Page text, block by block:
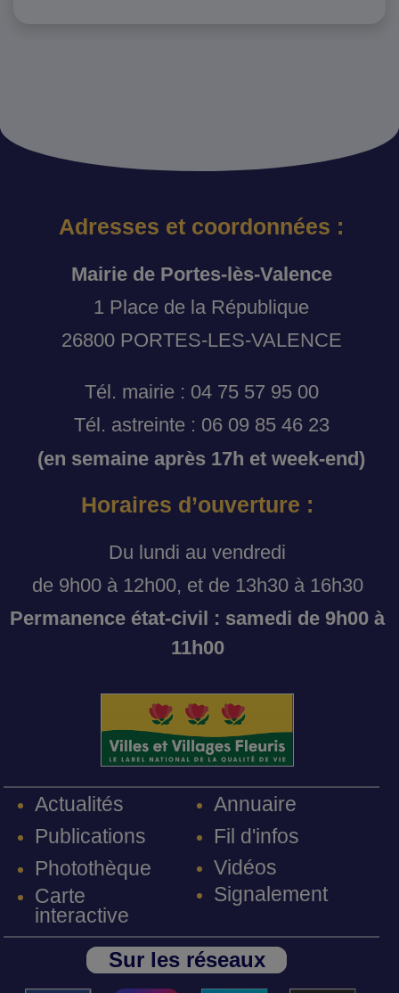
Adresses et coordonnées :
Mairie de Portes-lès-Valence
1 Place de la République
26800 PORTES-LES-VALENCE
Tél. mairie : 04 75 57 95 00
Tél. astreinte : 06 09 85 46 23
(en semaine après 17h et week-end)
Horaires d’ouverture :
Du lundi au vendredi
de 9h00 à 12h00, et de 13h30 à 16h30
Permanence état-civil : samedi de 9h00 à
11h00
Actualités
Publications
Photothèque
Carte
interactive
Annuaire
Fil d'infos
Vidéos
Signalement
Sur les réseaux